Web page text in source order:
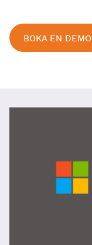
BOKA EN DEMO